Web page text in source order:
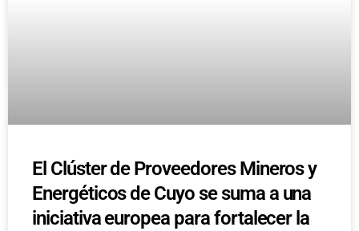
El Clúster de Proveedores Mineros y
Energéticos de Cuyo se suma a una
iniciativa europea para fortalecer la